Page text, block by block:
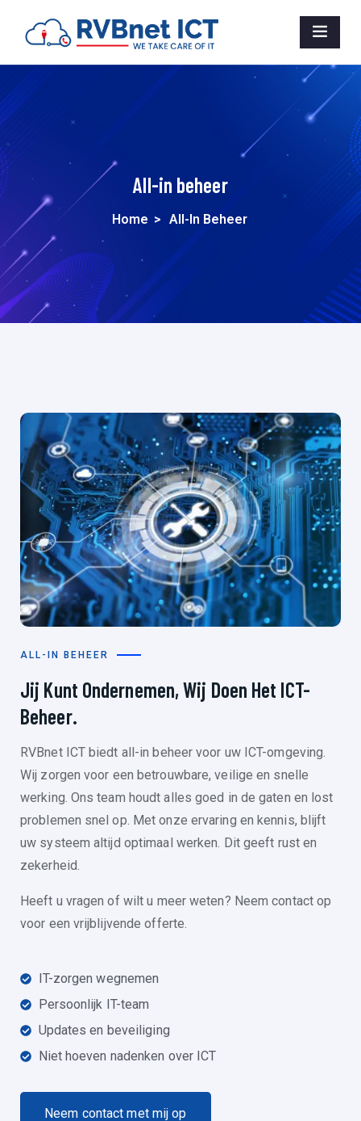
All-in beheer
Home > All-In Beheer
ALL-IN BEHEER
Jij Kunt Ondernemen, Wij Doen Het ICT-
Beheer.
RVBnet ICT biedt all-in beheer voor uw ICT-omgeving.
Wij zorgen voor een betrouwbare, veilige en snelle
werking. Ons team houdt alles goed in de gaten en lost
problemen snel op. Met onze ervaring en kennis, blijft
uw systeem altijd optimaal werken. Dit geeft rust en
zekerheid.
Heeft u vragen of wilt u meer weten? Neem contact op
voor een vrijblijvende offerte.
IT-zorgen wegnemen
Persoonlijk IT-team
Updates en beveiliging
Niet hoeven nadenken over ICT
Neem contact met mij op